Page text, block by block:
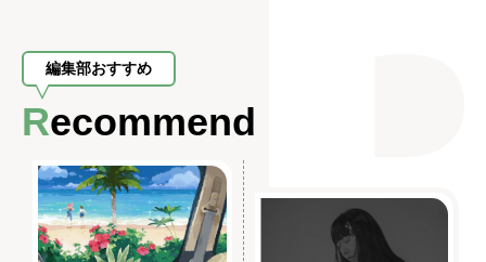
編集部おすすめ
Recommend